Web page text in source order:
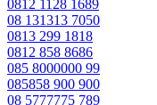
0812 1128 1689
08 131313 7050
0813 299 1818
0812 858 8686
085 8000000 99
085858 900 900
08 5777775 789